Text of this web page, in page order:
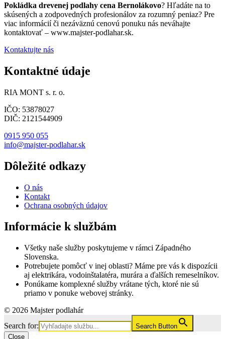
Pokládka drevenej podlahy cena Bernolákovo? Hľadáte na to
skúsených a zodpovedných profesionálov za rozumný peniaz? Pre
viac informácií či nezáväznú cenovú ponuku nás neváhajte
kontaktovať – www.majster-podlahar.sk.
Kontaktujte nás
Kontaktné údaje
RIA MONT s. r. o.
IČO: 53878027
DIČ: 2121544909
0915 950 055
info@majster-podlahar.sk
Dôležité odkazy
O nás
Kontakt
Ochrana osobných údajov
Informácie k službám
Všetky naše služby poskytujeme v rámci Západného
Slovenska.
Potrebujete pomôcť v inej oblasti? Máme pre vás k dispozícii
aj elektrikára, vodoinštalatéra, murára a ďalších remeselníkov.
Ponúkame komplexné služby vrátane tých, ktoré nie sú
priamo v ponuke webovej stránky.
© 2026 Majster podlahár
Search for:
Search Button
Close